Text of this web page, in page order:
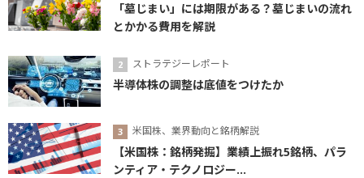
「墓じまい」には期限がある？墓じまいの流れ
とかかる費用を解説
ストラテジーレポート
半導体株の調整は底値をつけたか
米国株、業界動向と銘柄解説
【米国株：銘柄発掘】業績上振れ5銘柄、パラ
ンティア・テクノロジー...